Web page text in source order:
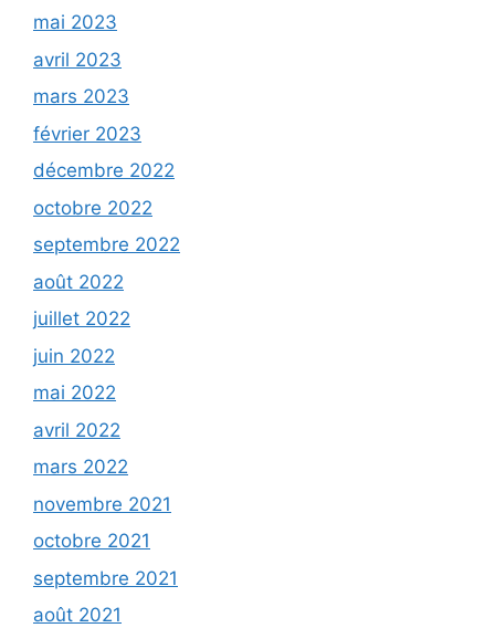
mai 2023
avril 2023
mars 2023
février 2023
décembre 2022
octobre 2022
septembre 2022
août 2022
juillet 2022
juin 2022
mai 2022
avril 2022
mars 2022
novembre 2021
octobre 2021
septembre 2021
août 2021